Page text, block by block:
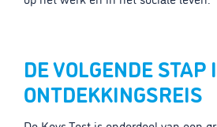
DE VOLGENDE STAP
ONTDEKKINGSREIS